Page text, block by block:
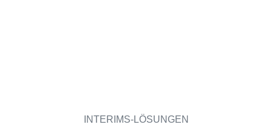
INTERIMS-LÖSUNGEN